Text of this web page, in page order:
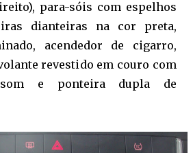
para-sóis com espelhos
dianteiras na cor preta,
acendedor de cigarro,
revestido em couro com
e ponteira dupla de